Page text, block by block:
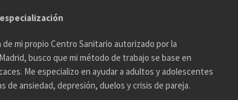
mi propio Centro Sanitario autorizado por la
busco que mi método de trabajo se base en
Me especializo en ayudar a adultos y adolescentes
de ansiedad, depresión, duelos y crisis de pareja.